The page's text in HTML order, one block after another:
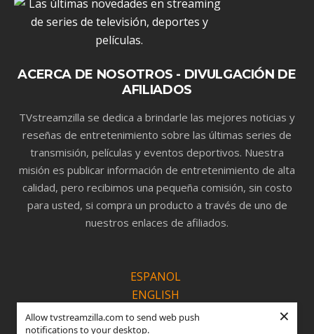
Allow tvstreamzilla.com to send web push
notifications to your desktop.
×
ACERCA DE NOSOTROS - DIVULGACIÓN DE
AFILIADOS
TVstreamzilla se dedica a brindarle las mejores noticias y
reseñas de entretenimiento sobre las últimas series de
transmisión, películas y eventos deportivos. Nuestra
misión es publicar información de entretenimiento de alta
calidad, pero recibimos una pequeña comisión, sin costo
para usted, si compra un producto a través de uno de
nuestros enlaces de afiliados.
ESPANOL
ENGLISH
PORTUGUÊS